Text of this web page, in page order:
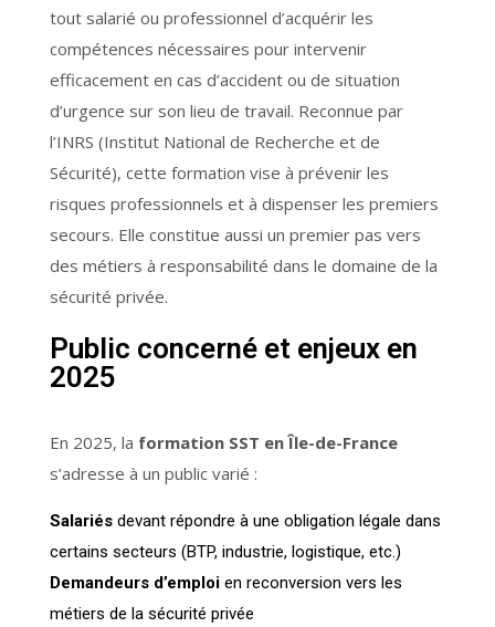
tout salarié ou professionnel d’acquérir les
compétences nécessaires pour intervenir
efficacement en cas d’accident ou de situation
d’urgence sur son lieu de travail. Reconnue par
l’INRS (Institut National de Recherche et de
Sécurité), cette formation vise à prévenir les
risques professionnels et à dispenser les premiers
secours. Elle constitue aussi un premier pas vers
des métiers à responsabilité dans le domaine de la
sécurité privée.
Public concerné et enjeux en
2025
En 2025, la formation SST en Île-de-France
s’adresse à un public varié :
Salariés devant répondre à une obligation légale dans
certains secteurs (BTP, industrie, logistique, etc.)
Demandeurs d’emploi en reconversion vers les
métiers de la sécurité privée